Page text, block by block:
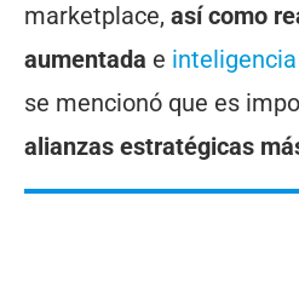
marketplace, así como
aumentada e
se mencionó que es
alianzas estratégicas